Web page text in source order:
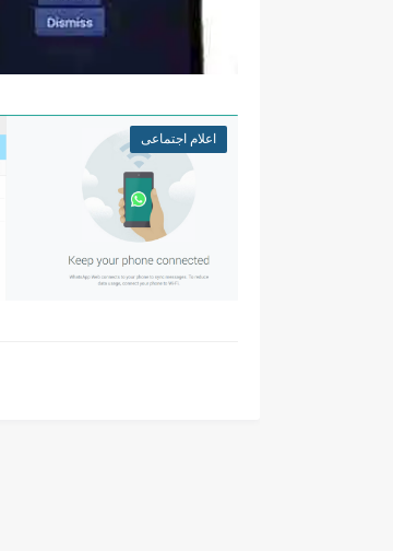
اعلام اجتماعى